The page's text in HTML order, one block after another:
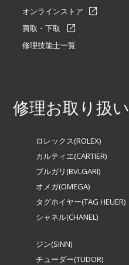
オンラインストア
買取・下取
修理技能士一覧
修理お取り扱
ロレックス(ROLEX)
カルティエ(CARTIER)
ブルガリ(BVLGARI)
オメガ(OMEGA)
タグホイヤー(TAG HEUER)
シャネル(CHANEL)
ジン(SINN)
チューダー(TUDOR)